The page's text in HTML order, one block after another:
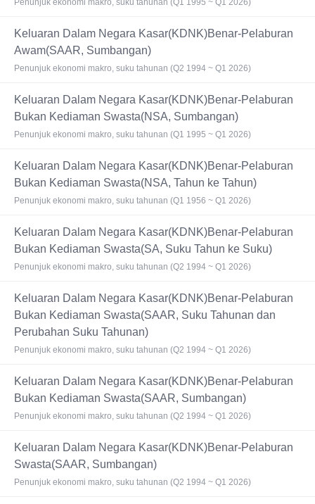
Penunjuk ekonomi makro, suku tahunan (Q1 1995 ~ Q1 2026)
Keluaran Dalam Negara Kasar(KDNK)Benar-Pelaburan
Awam(SAAR, Sumbangan)
Penunjuk ekonomi makro, suku tahunan (Q2 1994 ~ Q1 2026)
Keluaran Dalam Negara Kasar(KDNK)Benar-Pelaburan
Bukan Kediaman Swasta(NSA, Sumbangan)
Penunjuk ekonomi makro, suku tahunan (Q1 1995 ~ Q1 2026)
Keluaran Dalam Negara Kasar(KDNK)Benar-Pelaburan
Bukan Kediaman Swasta(NSA, Tahun ke Tahun)
Penunjuk ekonomi makro, suku tahunan (Q1 1956 ~ Q1 2026)
Keluaran Dalam Negara Kasar(KDNK)Benar-Pelaburan
Bukan Kediaman Swasta(SA, Suku Tahun ke Suku)
Penunjuk ekonomi makro, suku tahunan (Q2 1994 ~ Q1 2026)
Keluaran Dalam Negara Kasar(KDNK)Benar-Pelaburan
Bukan Kediaman Swasta(SAAR, Suku Tahunan dan
Perubahan Suku Tahunan)
Penunjuk ekonomi makro, suku tahunan (Q2 1994 ~ Q1 2026)
Keluaran Dalam Negara Kasar(KDNK)Benar-Pelaburan
Bukan Kediaman Swasta(SAAR, Sumbangan)
Penunjuk ekonomi makro, suku tahunan (Q2 1994 ~ Q1 2026)
Keluaran Dalam Negara Kasar(KDNK)Benar-Pelaburan
Swasta(SAAR, Sumbangan)
Penunjuk ekonomi makro, suku tahunan (Q2 1994 ~ Q1 2026)